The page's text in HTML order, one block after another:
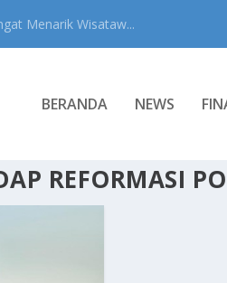
Menarik Wisataw...
BERANDA NEWS
REFORMASI